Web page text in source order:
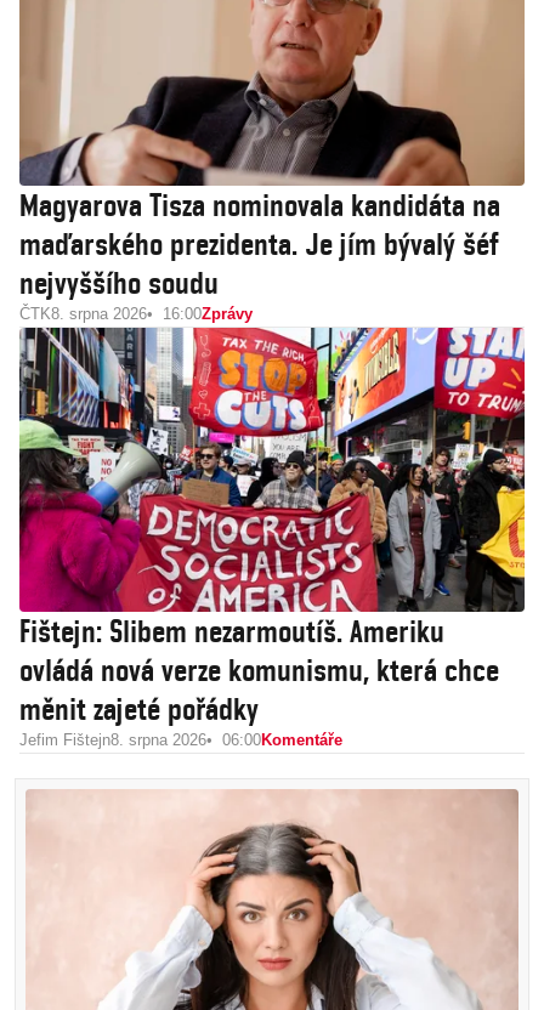
Magyarova Tisza nominovala kandidáta na
maďarského prezidenta. Je jím bývalý šéf
nejvyššího soudu
ČTK8. srpna 2026 16:00Zprávy
Fištejn: Slibem nezarmoutíš. Ameriku
ovládá nová verze komunismu, která chce
měnit zajeté pořádky
Jefim Fištejn8. srpna 2026 06:00Komentáře